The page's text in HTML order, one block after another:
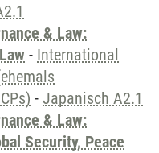
& Law:
- International
- Japanisch A2.1
& Law:
Security, Peace